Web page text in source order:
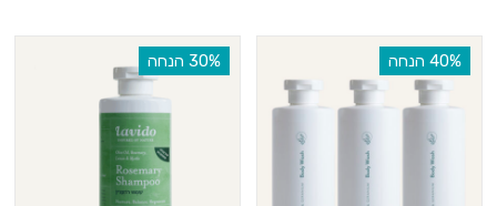
‫40% הנחה ‫30% הנחה